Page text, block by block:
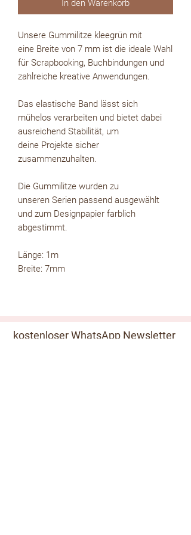
In den Warenkorb
Unsere Gummilitze kleegrün mit
eine Breite von 7 mm ist die ideale Wahl
für Scrapbooking, Buchbindungen und
zahlreiche kreative Anwendungen.
Das elastische Band lässt sich
mühelos verarbeiten und bietet dabei
ausreichend Stabilität, um
deine Projekte sicher
zusammenzuhalten.
Die Gummilitze wurden zu
unseren Serien passend ausgewählt
und zum Designpapier farblich
abgestimmt.
Länge: 1m
Breite: 7mm
kostenloser WhatsApp Newsletter